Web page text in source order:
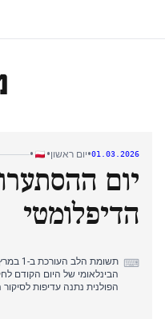
01.03.2026
•יום ראשון•
•
יום
הדיפלומטי
⌨
תשומת
הבינלאומי של היום הקודם
הפולנית נתנה עדיפות
בשעות הבוקר המאוחרות,